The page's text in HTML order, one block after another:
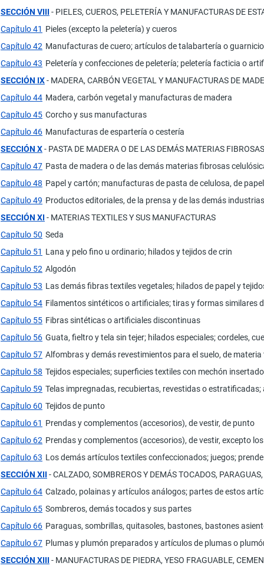
SECCIÓN VIII - PIELES, CUEROS, PELETERÍA Y MANUFACTURAS DE
Capítulo 41 Pieles (excepto la peletería) y cueros
Capítulo 42 Manufacturas de cuero; artículos de talabartería o
Capítulo 43 Peletería y confecciones de peletería; peletería facticia o
SECCIÓN IX- MADERA, CARBÓN VEGETAL Y MANUFACTURAS DE
Capítulo 44 Madera, carbón vegetal y manufacturas de madera
Capítulo 45 Corcho y sus manufacturas
Capítulo 46 Manufacturas de espartería o cestería
SECCIÓN X- PASTA DE MADERA O DE LAS DEMÁS MATERIAS
Capítulo 47 Pasta de madera o de las demás materias fibrosas
Capítulo 48 Papel y cartón; manufacturas de pasta de celulosa, de
Capítulo 49 Productos editoriales, de la prensa y de las demás
SECCIÓN XI - MATERIAS TEXTILES Y SUS MANUFACTURAS
Capítulo 50 Seda
Capítulo 51 Lana y pelo fino u ordinario; hilados y tejidos de crin
Capítulo 52 Algodón
Capítulo 53 Las demás fibras textiles vegetales; hilados de papel y
Capítulo 54 Filamentos sintéticos o artificiales; tiras y formas similares
Capítulo 55 Fibras sintéticas o artificiales discontinuas
Capítulo 56 Guata, fieltro y tela sin tejer; hilados especiales; cordeles,
Capítulo 57 Alfombras y demás revestimientos para el suelo, de materia
Capítulo 58 Tejidos especiales; superficies textiles con mechón
Capítulo 59 Telas impregnadas, recubiertas, revestidas o
Capítulo 60 Tejidos de punto
Capítulo 61 Prendas y complementos (accesorios), de vestir, de punto
Capítulo 62 Prendas y complementos (accesorios), de vestir, excepto
Capítulo 63 Los demás artículos textiles confeccionados; juegos;
SECCIÓN XII - CALZADO, SOMBREROS Y DEMÁS TOCADOS,
Capítulo 64 Calzado, polainas y artículos análogos; partes de estos
Capítulo 65 Sombreros, demás tocados y sus partes
Capítulo 66 Paraguas, sombrillas, quitasoles, bastones, bastones
Capítulo 67 Plumas y plumón preparados y artículos de plumas o
SECCIÓN XIII - MANUFACTURAS DE PIEDRA, YESO FRAGUABLE,